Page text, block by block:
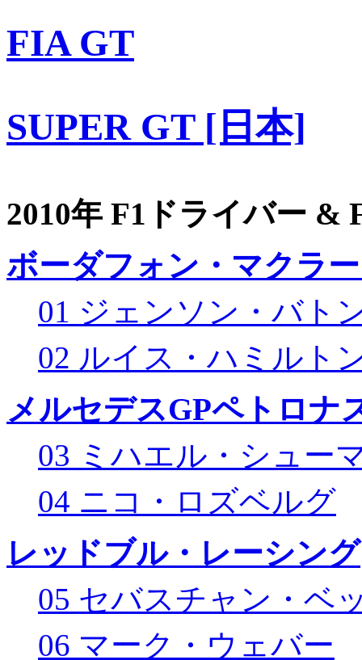
FIA GT
SUPER GT [日本]
2010年 F1ドライバー &
ボーダフォン・マクラ
01 ジェンソン・バト
02 ルイス・ハミルト
メルセデスGPペトロナ
03 ミハエル・シュー
04 ニコ・ロズベルグ
レッドブル・レーシング
05 セバスチャン・ベ
06 マーク・ウェバー